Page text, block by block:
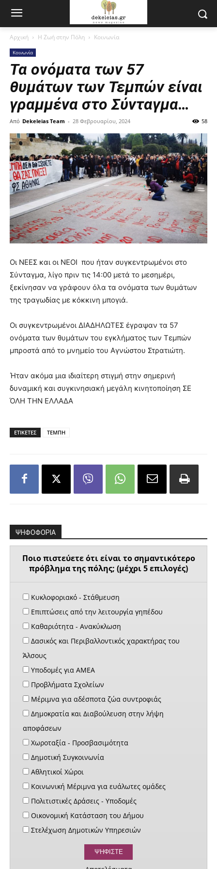
Αρχική Η Ζωή στην Πόλη Κοινωνία
Κοινωνία
Τα ονόματα των 57
θυμάτων των Τεμπών είναι
γραμμένα στο Σύνταγμα…
Από Dekeleias Team - 28 Φεβρουαρίου, 2024 58
Οι ΝΕΕΣ και οι ΝΕΟΙ που ήταν συγκεντρωμένοι στο
Σύνταγμα, λίγο πριν τις 14:00 μετά το μεσημέρι,
ξεκίνησαν να γράφουν όλα τα ονόματα των θυμάτων
της τραγωδίας με κόκκινη μπογιά.
Οι συγκεντρωμένοι ΔΙΑΔΗΛΩΤΕΣ έγραψαν τα 57
ονόματα των θυμάτων του εγκλήματος των Τεμπών
μπροστά από το μνημείο του Αγνώστου Στρατιώτη.
Ήταν ακόμα μια ιδιαίτερη στιγμή στην σημερινή
δυναμική και συγκινησιακή μεγάλη κινητοποίηση ΣΕ
ΌΛΗ ΤΗΝ ΕΛΛΑΔΑ
ΕΤΙΚΕΤΕΣ ΤΕΜΠΗ
ΨΗΦΟΦΟΡΙΑ
Ποιο πιστεύετε ότι είναι το σημαντικότερο
πρόβλημα της πόλης; (μέχρι 5 επιλογές)
Κυκλοφοριακό - Στάθμευση
Επιπτώσεις από την λειτουργία γηπέδου
Καθαριότητα - Ανακύκλωση
Δασικός και Περιβαλλοντικός χαρακτήρας του
Άλσους
Υποδομές για ΑΜΕΑ
Προβλήματα Σχολείων
Μέριμνα για αδέσποτα ζώα συντροφιάς
Δημοκρατία και Διαβούλευση στην λήψη
αποφάσεων
Χωροταξία - Προσβασιμότητα
Δημοτική Συγκοινωνία
Αθλητικοί Χώροι
Κοινωνική Μέριμνα για ευάλωτες ομάδες
Πολιτιστικές Δράσεις - Υποδομές
Οικονομική Κατάσταση του Δήμου
Στελέχωση Δημοτικών Υπηρεσιών